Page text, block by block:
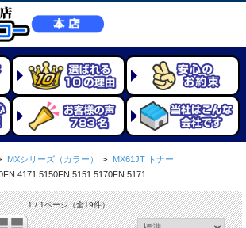
MXシリーズ（カラー） > MX61JT トナー
4171 5150FN 5151 5170FN 5171
1 / 1ページ（全19件）